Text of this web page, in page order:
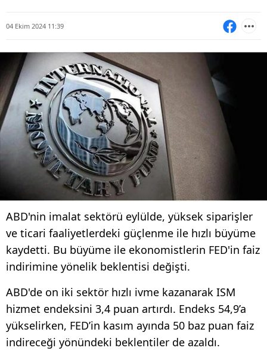
04 Ekim 2024 11:39
ABD'nin imalat sektörü eylülde, yüksek siparişler
ve ticari faaliyetlerdeki güçlenme ile hızlı büyüme
kaydetti. Bu büyüme ile ekonomistlerin FED'in faiz
indirimine yönelik beklentisi değişti.
ABD'de on iki sektör hızlı ivme kazanarak ISM
hizmet endeksini 3,4 puan artırdı. Endeks 54,9’a
yükselirken, FED’in kasım ayında 50 baz puan faiz
indireceği yönündeki beklentiler de azaldı.